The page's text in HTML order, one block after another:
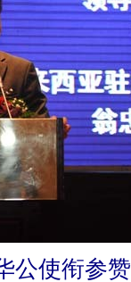
公使衔参